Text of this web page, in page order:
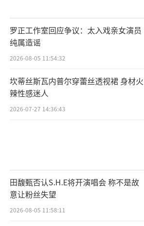
罗正工作室回应争议：太入戏亲女演员
纯属造谣
2026-08-05 11:54:32
坎蒂丝斯瓦内普尔穿蕾丝透视裙 身材火
辣性感迷人
2026-07-27 14:36:43
田馥甄否认S.H.E将开演唱会 称不是故
意让粉丝失望
2026-08-05 11:58:11